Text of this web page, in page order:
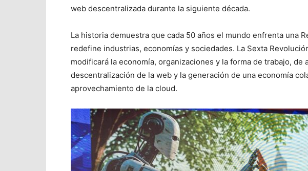
web descentralizada durante la siguiente década.
La historia demuestra que cada 50 años el mundo enfrenta una
redefine industrias, economías y sociedades. La Sexta
modificará la economía, organizaciones y la forma de trabajo, de
descentralización de la web y la generación de una economía
aprovechamiento de la cloud.